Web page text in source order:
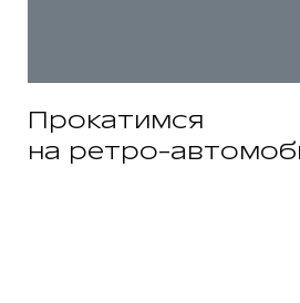
Прокатимся
на ретро-